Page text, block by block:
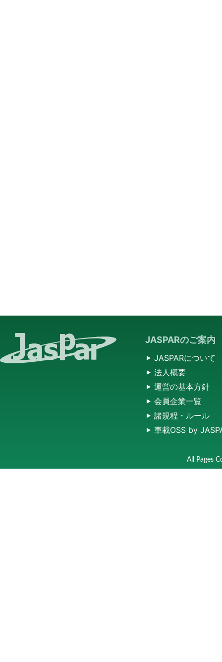
JASPARのご案内
JASPARについて
法人概要
運営の基本方針
会員企業一覧
諸規程・ルール
車載OSS by
All Pages